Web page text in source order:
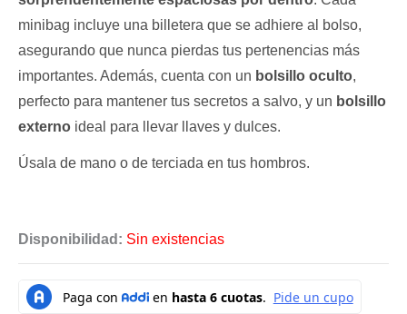
minibag incluye una billetera que se adhiere al bolso,
asegurando que nunca pierdas tus pertenencias más
importantes. Además, cuenta con un bolsillo oculto,
perfecto para mantener tus secretos a salvo, y un bolsillo
externo ideal para llevar llaves y dulces.
Úsala de mano o de terciada en tus hombros.
Disponibilidad: Sin existencias